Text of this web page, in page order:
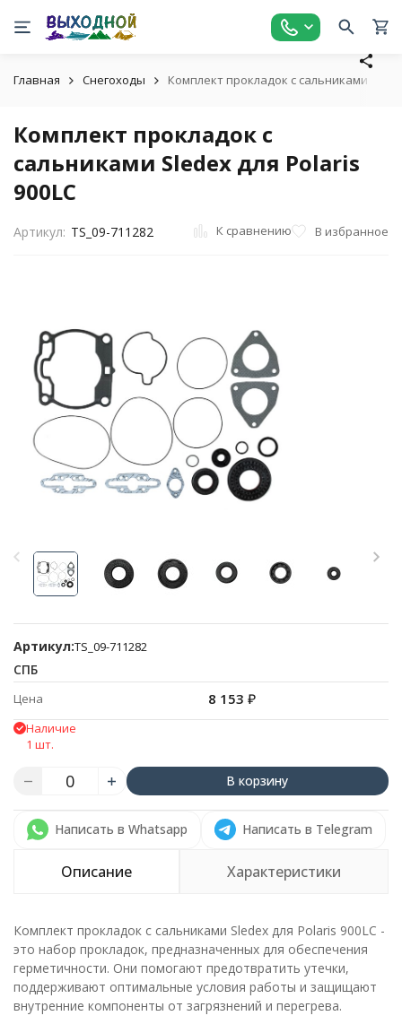
Главная Снегоходы Комплект прокладок с сальниками
Комплект прокладок с
сальниками Sledex для Polaris
900LC
Артикул: TS_09-711282 К сравнению В избранное
Артикул:TS_09-711282
СПБ
Цена 8 153 ₽
Наличие
1 шт.
В корзину
Написать в Whatsapp Написать в Telegram
Описание Характеристики
Комплект прокладок с сальниками Sledex для Polaris 900LC -
это набор прокладок, предназначенных для обеспечения
герметичности. Они помогают предотвратить утечки,
поддерживают оптимальные условия работы и защищают
внутренние компоненты от загрязнений и перегрева.